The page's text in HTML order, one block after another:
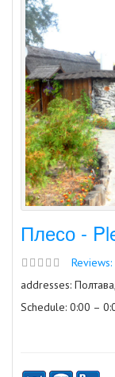
Плесо -
Reviews:
addresses:
Schedule: 0:00 –